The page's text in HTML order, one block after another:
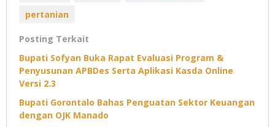
pertanian
Posting Terkait
Bupati Sofyan Buka Rapat Evaluasi Program &
Penyusunan APBDes Serta Aplikasi Kasda Online
Versi 2.3
Bupati Gorontalo Bahas Penguatan Sektor Keuangan
dengan OJK Manado